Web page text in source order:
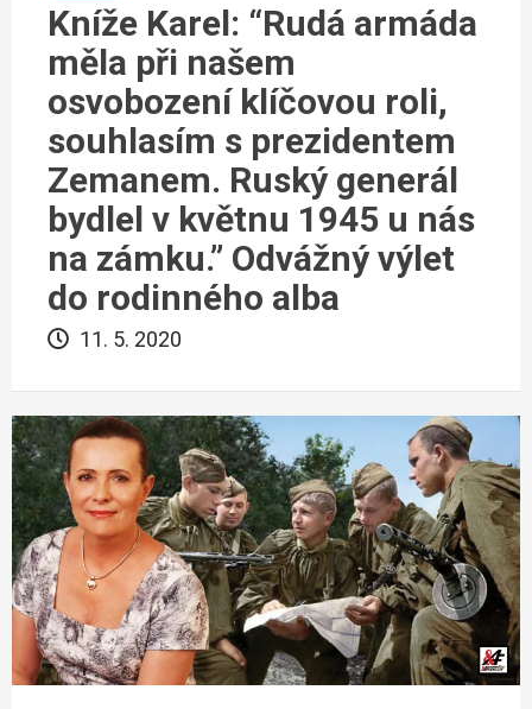
Kníže Karel: “Rudá armáda
měla při našem
osvobození klíčovou roli,
souhlasím s prezidentem
Zemanem. Ruský generál
bydlel v květnu 1945 u nás
na zámku.” Odvážný výlet
do rodinného alba
11. 5. 2020